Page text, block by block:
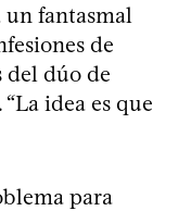
un fantasmal
de
del dúo de
idea es que
para